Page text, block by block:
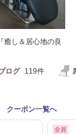
し＆居心地の良
ログ 119件
クーポン一覧へ
全員